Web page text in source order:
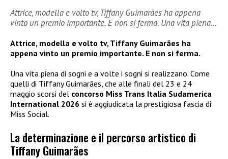
Attrice, modella e volto tv, Tiffany Guimarães ha appena
vinto un premio importante. E non si ferma. Una vita piena…
Attrice, modella e volto tv, Tiffany Guimarães ha
appena vinto un premio importante. E non si ferma.
Una vita piena di sogni e a volte i sogni si realizzano. Come
quelli di Tiffany Guimarães, che alle finali del 23 e 24
maggio scorsi del concorso Miss Trans Italia Sudamerica
International 2026 si è aggiudicata la prestigiosa fascia di
Miss Social.
La determinazione e il percorso artistico di
Tiffany Guimarães